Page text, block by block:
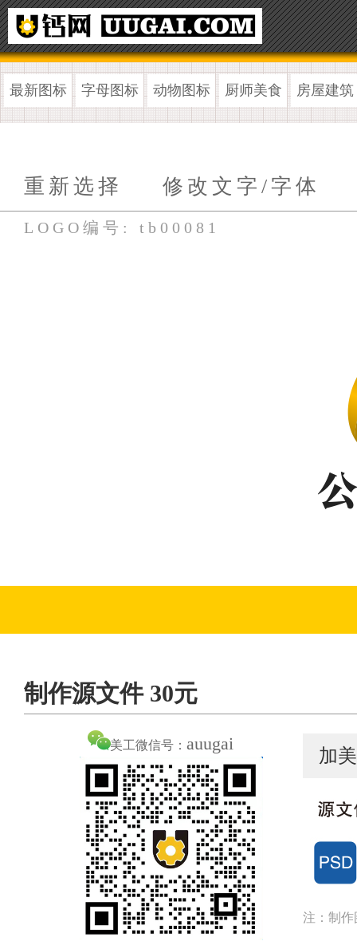
最新图标 字母图标 动物图标 厨师美食 房屋建筑
重新选择 修改文字/字体
LOGO编号: tb00081
制作源文件 30元
美工微信号： auugai
加
注：制作